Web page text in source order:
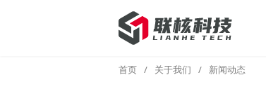
首页 / 关于我们 / 新闻动态